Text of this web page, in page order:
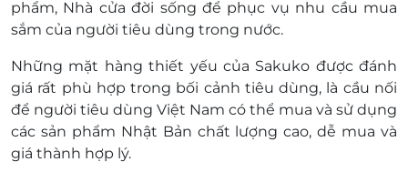
Nam Từ Liêm, Hà Nội - 0977 953 659
D19 - 107 Xuân La, Xuân Tảo, Bắc Từ Liêm,
V10-B6, KĐT The Terra - An Hưng, La Khê,
Hà Đông, Hà Nội - 0967 587 358
640 Quang Trung, La Khê, Hà Đông, Hà
Nội - 0979 355 958
Điện thoại liên hệ & tư vấn: Hotline 1800
phẩm, Nhà cửa đời sống để phục vụ nhu cầu mua
sắm của người tiêu dùng trong nước.
Những mặt hàng thiết yếu của Sakuko được đánh
giá rất phù hợp trong bối cảnh tiêu dùng, là cầu nối
để người tiêu dùng Việt Nam có thể mua và sử dụng
các sản phẩm Nhật Bản chất lượng cao, dễ mua và
giá thành hợp lý.